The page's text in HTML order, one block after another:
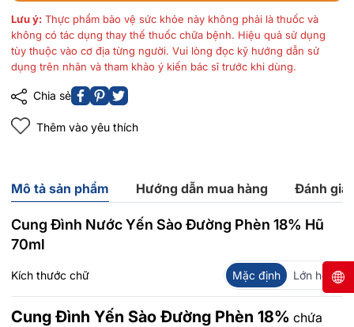
Lưu ý: Thực phẩm bảo vệ sức khỏe này không phải là thuốc và
không có tác dụng thay thế thuốc chữa bệnh. Hiệu quả sử dụng
tùy thuộc vào cơ địa từng người. Vui lòng đọc kỹ hướng dẫn sử
dụng trên nhãn và tham khảo ý kiến bác sĩ trước khi dùng.
Chia sẻ
Thêm vào yêu thích
Mô tả sản phẩm Hướng dẫn mua hàng Đánh giá
Cung Đình Nước Yến Sào Đường Phèn 18% Hũ
70ml
Kích thước chữ Mặc định Lớn hơn
Cung Đình Yến Sào Đường Phèn 18% chứa